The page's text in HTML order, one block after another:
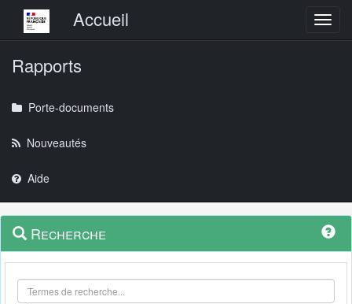
Menu principalAccueil
Rapports
Porte-documents
Nouveautés
Aide
Navigation
outils
Menu
contextuel
Recherche